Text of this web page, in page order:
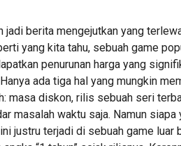
jadi berita mengejutkan yang
yang kita tahu, sebuah game
penurunan harga yang
ada tiga hal yang mungkin
masa diskon, rilis sebuah seri
masalah waktu saja. Namun siapa
justru terjadi di sebuah game luar